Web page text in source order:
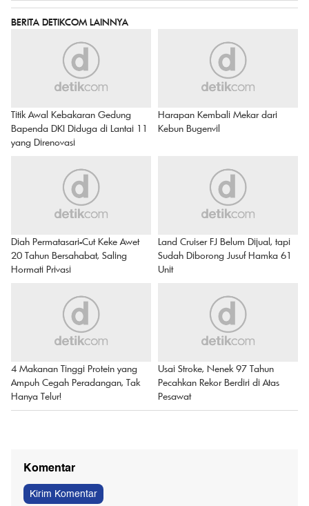
BERITA DETIKCOM LAINNYA
Titik Awal Kebakaran Gedung
Bapenda DKI Diduga di Lantai 11
yang Direnovasi
Harapan Kembali Mekar dari
Kebun Bugenvil
Diah Permatasari-Cut Keke Awet
20 Tahun Bersahabat, Saling
Hormati Privasi
Land Cruiser FJ Belum Dijual, tapi
Sudah Diborong Jusuf Hamka 61
Unit
4 Makanan Tinggi Protein yang
Ampuh Cegah Peradangan, Tak
Hanya Telur!
Usai Stroke, Nenek 97 Tahun
Pecahkan Rekor Berdiri di Atas
Pesawat
Komentar
Kirim Komentar